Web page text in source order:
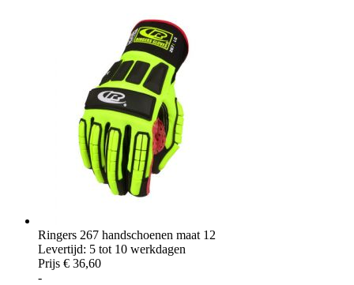
Ringers 267 handschoenen maat 12
Levertijd: 5 tot 10 werkdagen
Prijs € 36,60
-